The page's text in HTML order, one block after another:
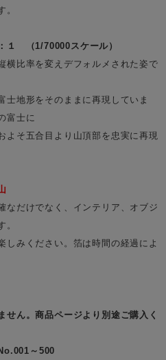
。
（1/70000スケール）
横比率を変えデフォルメされた姿で
士地形をそのままに再現していま
富士に
よそ五合目より山頂部を忠実に再現
なだけでなく、インテリア、オブジ
。
しみください。箔は時間の経過によ
せん。商品ページより別途ご購入く
～500